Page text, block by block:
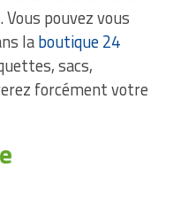
pouvez vous
laboutique 24
sacs,
forcément votre